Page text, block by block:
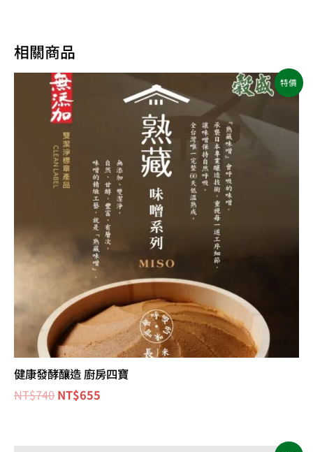
相關商品
特價
健康發酵釀造 廚房四寶
NT$740
原
始
價
格：
NT$740。
NT$655
NT$655。